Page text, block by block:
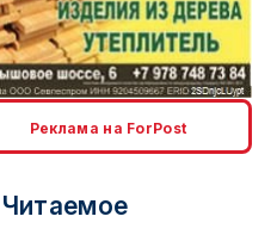
erid: 2SDnjcLUypt
Реклама на ForPost
Читаемое